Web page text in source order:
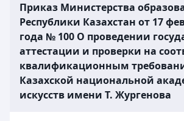
Приказ Министерства
Республики Казахстан от 17
года № 100 О проведении
аттестации и проверки на
квалификационным
Казахской национальной
искусств имени Т. Жургенова